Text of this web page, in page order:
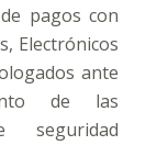
pagos con
Electrónicos
ante
de las
seguridad